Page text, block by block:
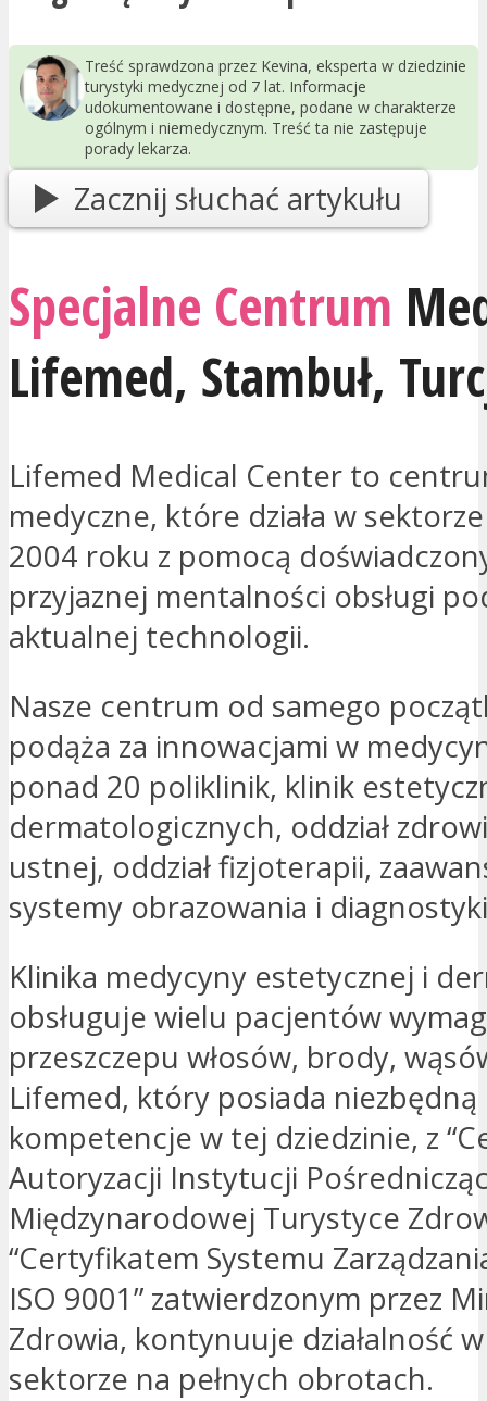
Treść sprawdzona przez Kevina, eksperta w dziedzinie
turystyki medycznej od 7 lat. Informacje
udokumentowane i dostępne, podane w charakterze
ogólnym i niemedycznym. Treść ta nie zastępuje
porady lekarza.
Zacznij słuchać artykułu
Specjalne Centrum
Lifemed, Stambuł,
Lifemed Medical Center to
medyczne, które działa w
2004 roku z pomocą
przyjaznej mentalności obsługi
aktualnej technologii.
Nasze centrum od samego
podąża za innowacjami w
ponad 20 poliklinik, klinik
dermatologicznych, oddział
ustnej, oddział fizjoterapii,
systemy obrazowania i
Klinika medycyny estetycznej i
obsługuje wielu pacjentów
przeszczepu włosów, brody,
Lifemed, który posiada
kompetencje w tej dziedzinie, z
Autoryzacji Instytucji
Międzynarodowej Turystyce
“Certyfikatem Systemu
ISO 9001” zatwierdzonym przez
Zdrowia, kontynuuje działalność
sektorze na pełnych obrotach.